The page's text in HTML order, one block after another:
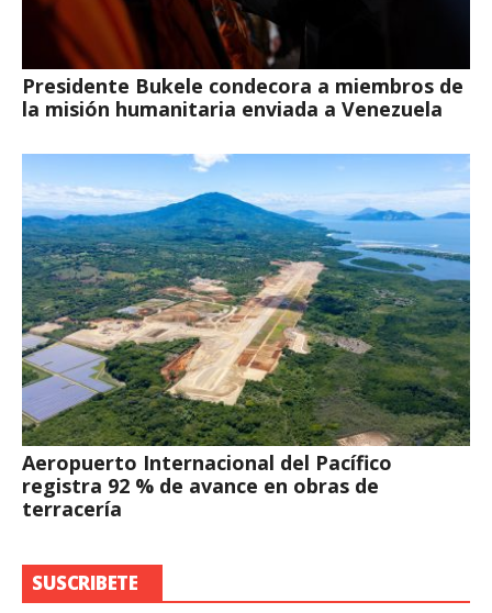
Presidente Bukele condecora a miembros de
la misión humanitaria enviada a Venezuela
Aeropuerto Internacional del Pacífico
registra 92 % de avance en obras de
terracería
SUSCRIBETE